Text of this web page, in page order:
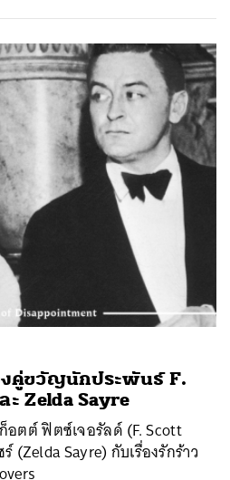
งคู่ขวัญนักประพันธ์ F.
Zelda Sayre
ตต์ ฟิตซ์เจอรัลด์ (F. Scott
(Zelda Sayre) กับเรื่องรักร้าว
LINE EMAIL